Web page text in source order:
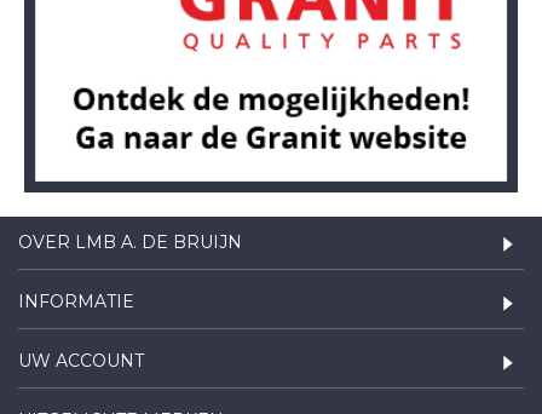
OVER LMB A. DE BRUIJN
INFORMATIE
UW ACCOUNT